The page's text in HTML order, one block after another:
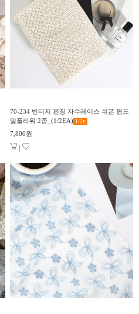
70-234 빈티지 펀칭 자수레이스 쉬폰 윈드
밀플라워 2종_(1/2EA) 1/2y
7,800원
|
30%
▼